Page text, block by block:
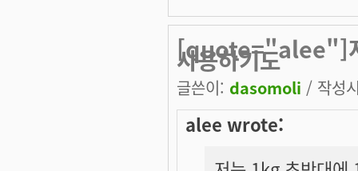
[quote="alee"]저
사용하기도
글쓴이: dasomoli / 작성
alee wrote: